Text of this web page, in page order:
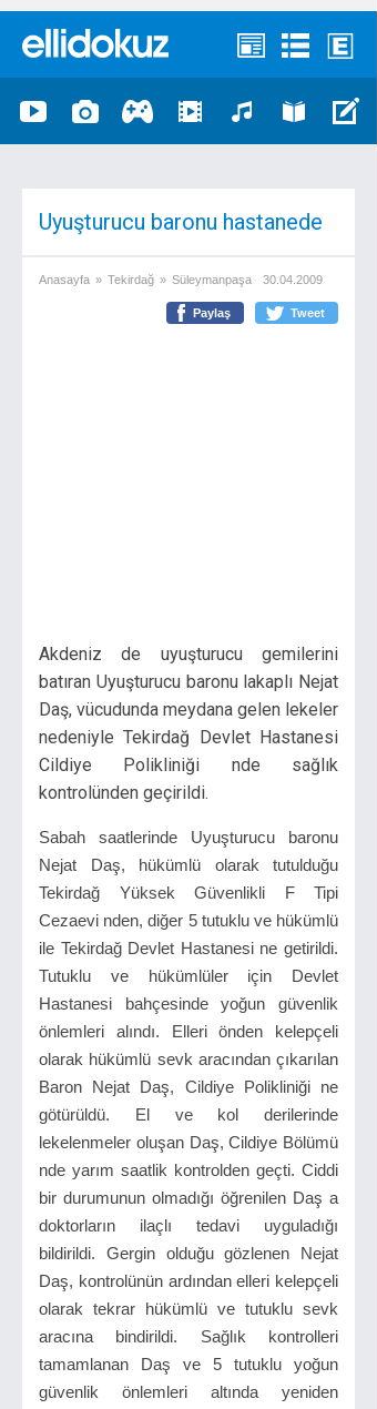
Uyuşturucu baronu hastanede
Anasayfa » Tekirdağ » Süleymanpaşa 30.04.2009
Paylaş Tweet
Akdeniz de uyuşturucu gemilerini
batıran Uyuşturucu baronu lakaplı Nejat
Daş, vücudunda meydana gelen lekeler
nedeniyle Tekirdağ Devlet Hastanesi
Cildiye Polikliniği nde sağlık
kontrolünden geçirildi.
Sabah saatlerinde Uyuşturucu baronu
Nejat Daş, hükümlü olarak tutulduğu
Tekirdağ Yüksek Güvenlikli F Tipi
Cezaevi nden, diğer 5 tutuklu ve hükümlü
ile Tekirdağ Devlet Hastanesi ne getirildi.
Tutuklu ve hükümlüler için Devlet
Hastanesi bahçesinde yoğun güvenlik
önlemleri alındı. Elleri önden kelepçeli
olarak hükümlü sevk aracından çıkarılan
Baron Nejat Daş, Cildiye Polikliniği ne
götürüldü. El ve kol derilerinde
lekelenmeler oluşan Daş, Cildiye Bölümü
nde yarım saatlik kontrolden geçti. Ciddi
bir durumunun olmadığı öğrenilen Daş a
doktorların ilaçlı tedavi uyguladığı
bildirildi. Gergin olduğu gözlenen Nejat
Daş, kontrolünün ardından elleri kelepçeli
olarak tekrar hükümlü ve tutuklu sevk
aracına bindirildi. Sağlık kontrolleri
tamamlanan Daş ve 5 tutuklu yoğun
güvenlik önlemleri altında yeniden